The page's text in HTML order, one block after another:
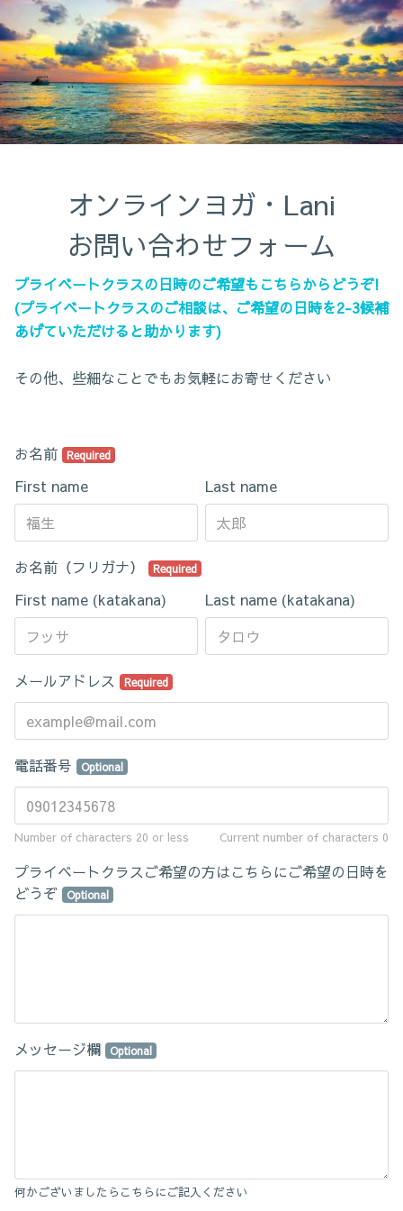
オンラインヨガ・Lani
お問い合わせフォーム
プライベートクラスの日時のご希望もこちらからどうぞ!
(プライベートクラスのご相談は、ご希望の日時を2-3候補
あげていただけると助かります)
その他、些細なことでもお気軽にお寄せください
お名前 Required
Last name
First name
お名前（フリガナ） Required
Last name (katakana)
First name (katakana)
メールアドレス Required
電話番号 Optional
Number of characters 20 or less Current number of characters 0
プライベートクラスご希望の方はこちらにご希望の日時を
どうぞ
Optional
メッセージ欄 Optional
何かございましたらこちらにご記入ください